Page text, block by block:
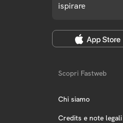
ispirare
Scopri Fastweb
Chi siamo
Credits e note legali